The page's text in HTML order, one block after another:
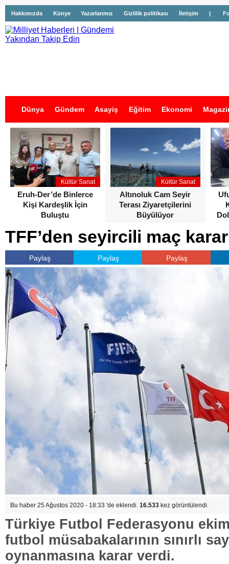
Hakkımızda Künye Yazarlarımız Gizlilik politikası İletişim |
Dünya Gündem Asayiş Eğitim Ekonomi
İş İlanları
Kültür Sanat
Eruh-Der’de Binlerce
Kişi Kardeşlik İçin
Buluştu
Kültür Sanat
Altınoluk Cam Seyir
Terası Ziyaretçilerini
Büyülüyor
TFF’den seyircili maç
Paylaş Paylaş Paylaş
Bu haber 25 Ağustos 2020 - 18:33 'de eklendi. 16.533 kez görüntülendi.
Türkiye Futbol Federasyonu
futbol müsabakalarının sınırlı
oynanmasına karar verdi.